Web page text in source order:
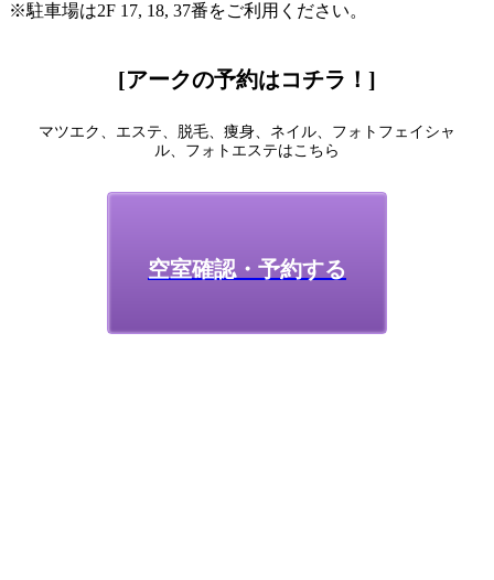
※駐車場は2F 17, 18, 37番をご利用ください。
[アークの予約はコチラ！]
マツエク、エステ、脱毛、痩身、ネイル、フォトフェイシャ
ル、フォトエステはこちら
空室確認・予約する